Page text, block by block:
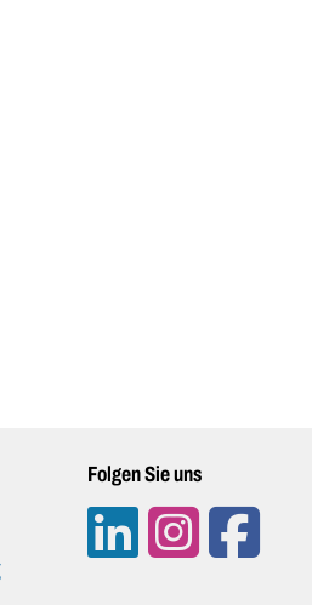
Folgen Sie uns